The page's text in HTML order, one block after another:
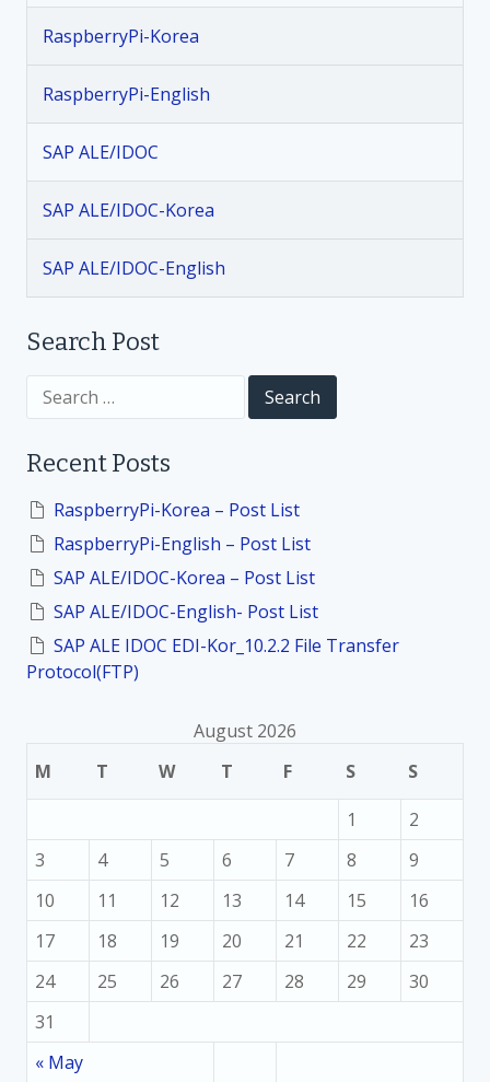
a
e
일
RaspberryPi-Korea
RaspberryPi-English
SAP ALE/IDOC
SAP ALE/IDOC-Korea
SAP ALE/IDOC-English
Search Post
c
o
Recent Posts
RaspberryPi-Korea – Post List
RaspberryPi-English – Post List
SAP ALE/IDOC-Korea – Post List
SAP ALE/IDOC-English- Post List
SAP ALE IDOC EDI-Kor_10.2.2 File Transfer
Protocol(FTP)
August 2026
M
T W T F S S
« May
1
2
3
4 5 6 7 8
9
10
11 12 13 14 15
16
17
18 19 20 21 22
23
24
25 26 27 28 29
30
31